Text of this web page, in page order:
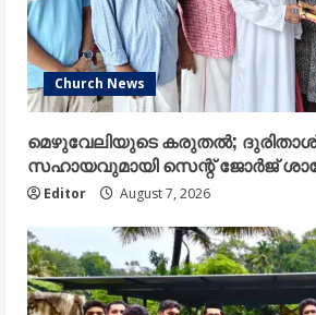
Church News
മെഴുവേലിയുടെ കരുതൽ;
സഹായവുമായി സെന്റ് ജോർജ്
Editor August 7, 2026